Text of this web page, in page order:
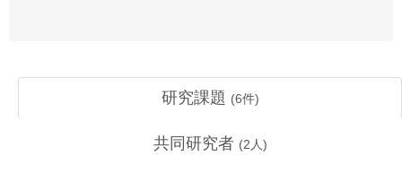
研究課題 (6件)
共同研究者 (2 人)